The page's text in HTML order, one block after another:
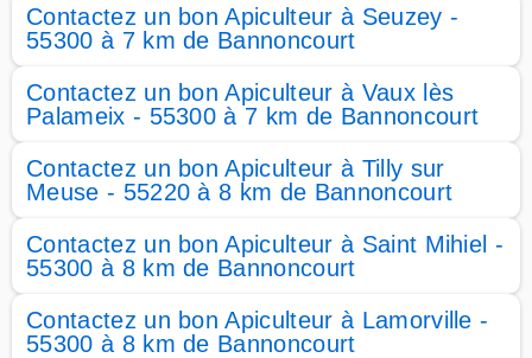
Contactez un bon Apiculteur à Seuzey -
55300 à 7 km de Bannoncourt
Contactez un bon Apiculteur à Vaux lès
Palameix - 55300 à 7 km de Bannoncourt
Contactez un bon Apiculteur à Tilly sur
Meuse - 55220 à 8 km de Bannoncourt
Contactez un bon Apiculteur à Saint Mihiel -
55300 à 8 km de Bannoncourt
Contactez un bon Apiculteur à Lamorville -
55300 à 8 km de Bannoncourt